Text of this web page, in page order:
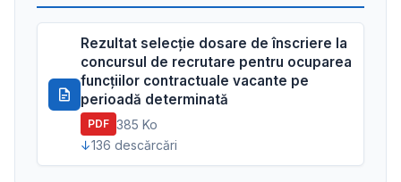
Rezultat selecție dosare de înscriere la
concursul de recrutare pentru ocuparea
funcțiilor contractuale vacante pe
perioadă determinată
PDF 385 Ko
136 descărcări